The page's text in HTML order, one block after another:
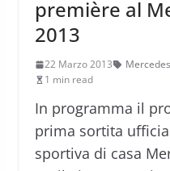
première al
2013
22 Marzo 2013
1 min read
In programma il
prima sortita
sportiva di casa